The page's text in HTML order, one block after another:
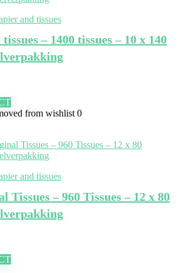
and tissues
– 1400 tissues – 10 x 140
from wishlist 0
and tissues
Tissues – 960 Tissues – 12 x 80